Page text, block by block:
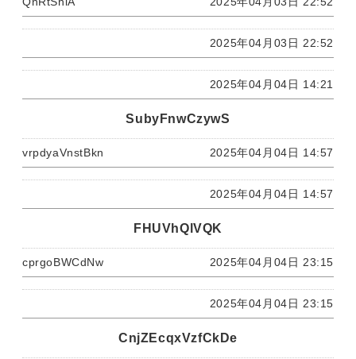
2025年04月03日 22:52
2025年04月04日 14:21
SubyFnwCzywS
vrpdyaVnstBkn 2025年04月04日 14:57
2025年04月04日 14:57
FHUVhQlVQK
cprgoBWCdNw 2025年04月04日 23:15
2025年04月04日 23:15
CnjZEcqxVzfCkDe